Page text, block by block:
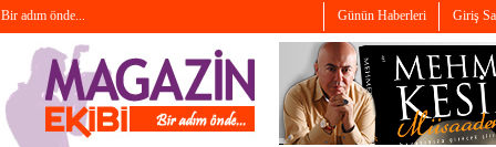
Bir adım önde... Günün Haberleri Giriş